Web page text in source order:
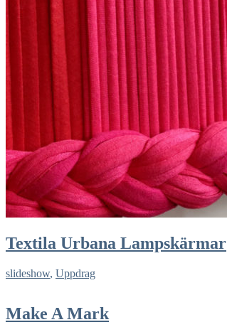
Textila Urbana Lampskärmar
slideshow, Uppdrag
Make A Mark